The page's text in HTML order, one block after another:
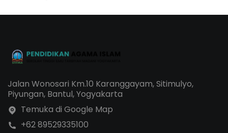
Jalan Wonosari Km.10 Karanggayam, Sitimulyo,
Piyungan, Bantul, Yogyakarta
Temuka di Google Map
+62 89529335100